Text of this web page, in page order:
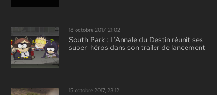
18 octobre 2017, 21:02
South Park : L’Annale du Destin réunit ses
super-héros dans son trailer de lancement
15 octobre 2017, 23:12